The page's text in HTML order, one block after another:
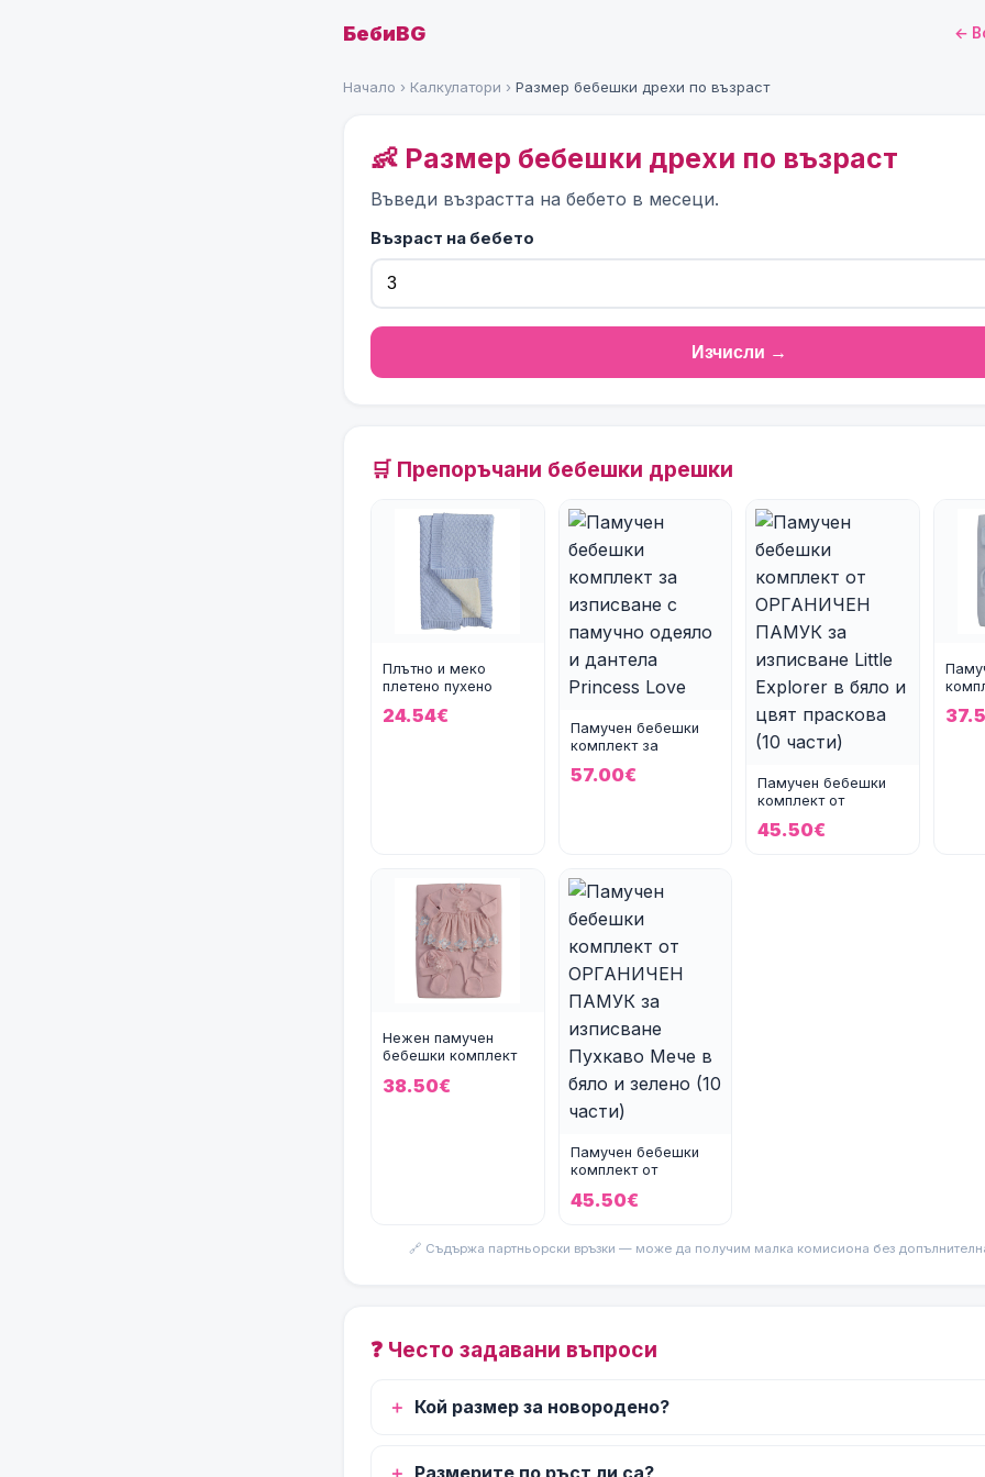
БебиBG ←
Начало › Калкулатори › Размер бебешки дрехи по възраст
👶 Размер бебешки дрехи по възраст
Въведи възрастта на бебето в месеци.
Възраст на бебето
Изчисли →
🛒 Препоръчани бебешки дрешки
Плътно и меко
плетено пухено
Cool в светлосин
24.54€
Памучен бебешки
комплект за
одеяло и дан
57.00€
Памучен бебешки
комплект от
за изписване Lit
45.50€
Нежен памучен
бебешки комплект
рокличка Prett
38.50€
Памучен бебешки
комплект от
за изписване Пух
45.50€
🔗 Съдържа партньорски връзки — може да получим малка комисиона без допълнителна
❓ Често задавани въпроси
Кой размер за новородено?
Размерите по ръст ли са?